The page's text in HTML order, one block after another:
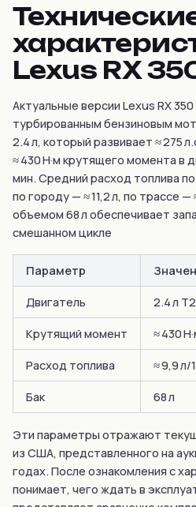
Lexus RX
Актуальные версии Lexus RX
турбированным бензиновым
2.4 л, который развивает ≈ 275
≈ 430 Н·м крутящего момента в
мин. Средний расход топлива по
по городу — ≈ 11,2 л, по трассе —
объемом 68 л обеспечивает
смешанном цикле
Параметр
Двигатель 2.4 л
Крутящий момент ≈ 430
Расход топлива ≈ 9,9 л/
Бак 68 л
Эти параметры отражают
из США, представленного на
годах. После ознакомления с
понимает, чего ждать в